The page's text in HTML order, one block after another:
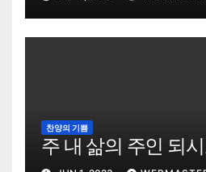
찬양의 기쁨
주 내 삶의 주인 되